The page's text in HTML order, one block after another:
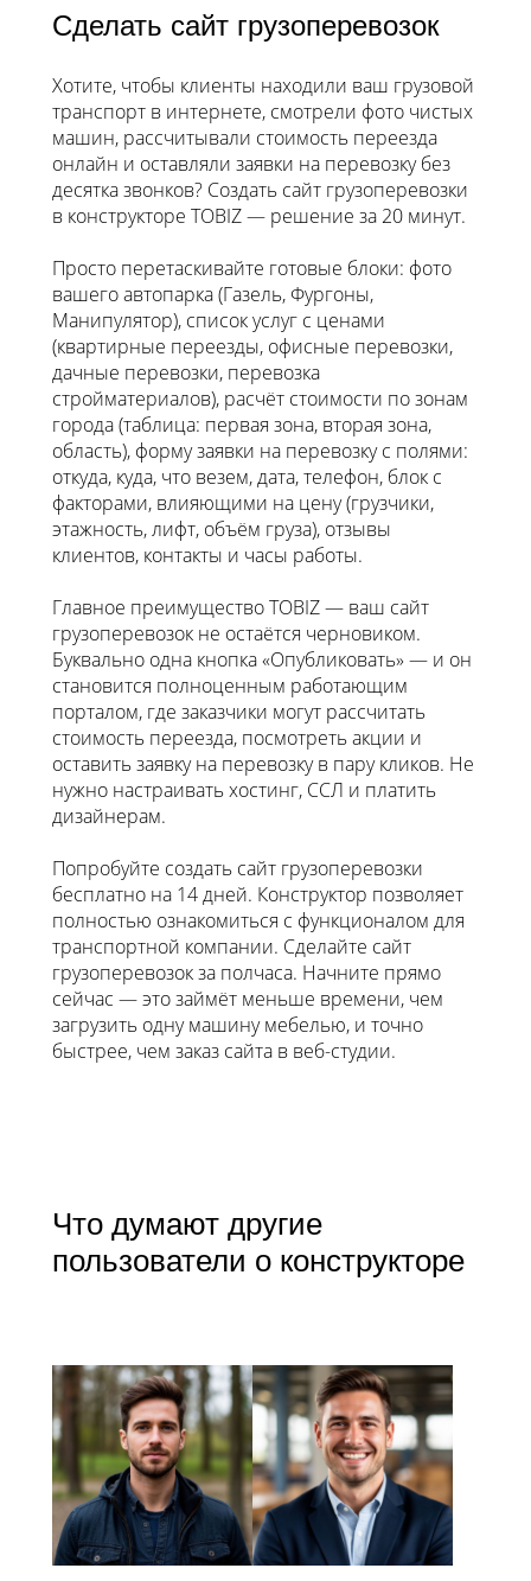
Сделать сайт грузоперевозок
Хотите, чтобы клиенты находили ваш грузовой
транспорт в интернете, смотрели фото чистых
машин, рассчитывали стоимость переезда
онлайн и оставляли заявки на перевозку без
десятка звонков? Создать сайт грузоперевозки
в конструкторе TOBIZ — решение за 20 минут.
Просто перетаскивайте готовые блоки: фото
вашего автопарка (Газель, Фургоны,
Манипулятор), список услуг с ценами
(квартирные переезды, офисные перевозки,
дачные перевозки, перевозка
стройматериалов), расчёт стоимости по зонам
города (таблица: первая зона, вторая зона,
область), форму заявки на перевозку с полями:
откуда, куда, что везем, дата, телефон, блок с
факторами, влияющими на цену (грузчики,
этажность, лифт, объём груза), отзывы
клиентов, контакты и часы работы.
Главное преимущество TOBIZ — ваш сайт
грузоперевозок не остаётся черновиком.
Буквально одна кнопка «Опубликовать» — и он
становится полноценным работающим
порталом, где заказчики могут рассчитать
стоимость переезда, посмотреть акции и
оставить заявку на перевозку в пару кликов. Не
нужно настраивать хостинг, ССЛ и платить
дизайнерам.
Попробуйте создать сайт грузоперевозки
бесплатно на 14 дней. Конструктор позволяет
полностью ознакомиться с функционалом для
транспортной компании. Сделайте сайт
грузоперевозок за полчаса. Начните прямо
сейчас — это займёт меньше времени, чем
загрузить одну машину мебелью, и точно
быстрее, чем заказ сайта в веб-студии.
Что думают другие
пользователи о конструкторе